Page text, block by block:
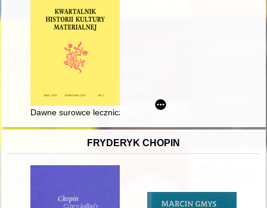
Dawne surowce lecznicze - recenzja]
FRYDERYK CHOPIN